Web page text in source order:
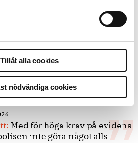
Tillåt alla cookies
nödvändiga cookies
motiv
Det är inte evidenskrav som
polisen
Med för höga krav på evidens
inte göra något alls